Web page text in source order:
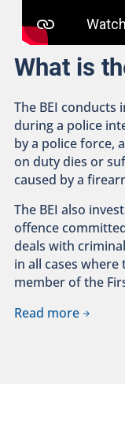
What is
The BEI conducts
during a police
by a police force,
on duty dies or
caused by a
The BEI also
offence
deals with
in all cases
member of the
Read more